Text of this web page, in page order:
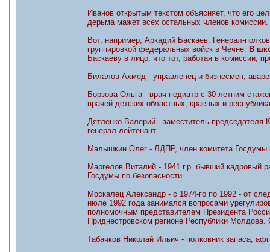
Иванов открытым текстом объясняет, что его
дерьма мажет всех остальных членов
Вот, например, Аркадий Баскаев. Генерал-
группировкой федеральных войск в Чечне. В
Баскаеву в лицо, что тот, работая в комиссии,
Билалов Ахмед - управленец и бизнесмен,
Борзова Ольга - врач-педиатр с 30-летним
врачей детских областных, краевых и
Дятленко Валерий - заместитель председателя
генерал-лейтенант.
Малышкин Олег - ЛДПР, член комитета Госдумы
Маргелов Виталий - 1941 г.р. бывший кадровый
Госдумы по безопасности.
Москалец Александр - с 1974-го по 1992 - от
июле 1992 года занимался вопросами
полномочным представителем Президента
Приднестровском регионе Республики
Табачков Николай Ильич - полковник запаса,